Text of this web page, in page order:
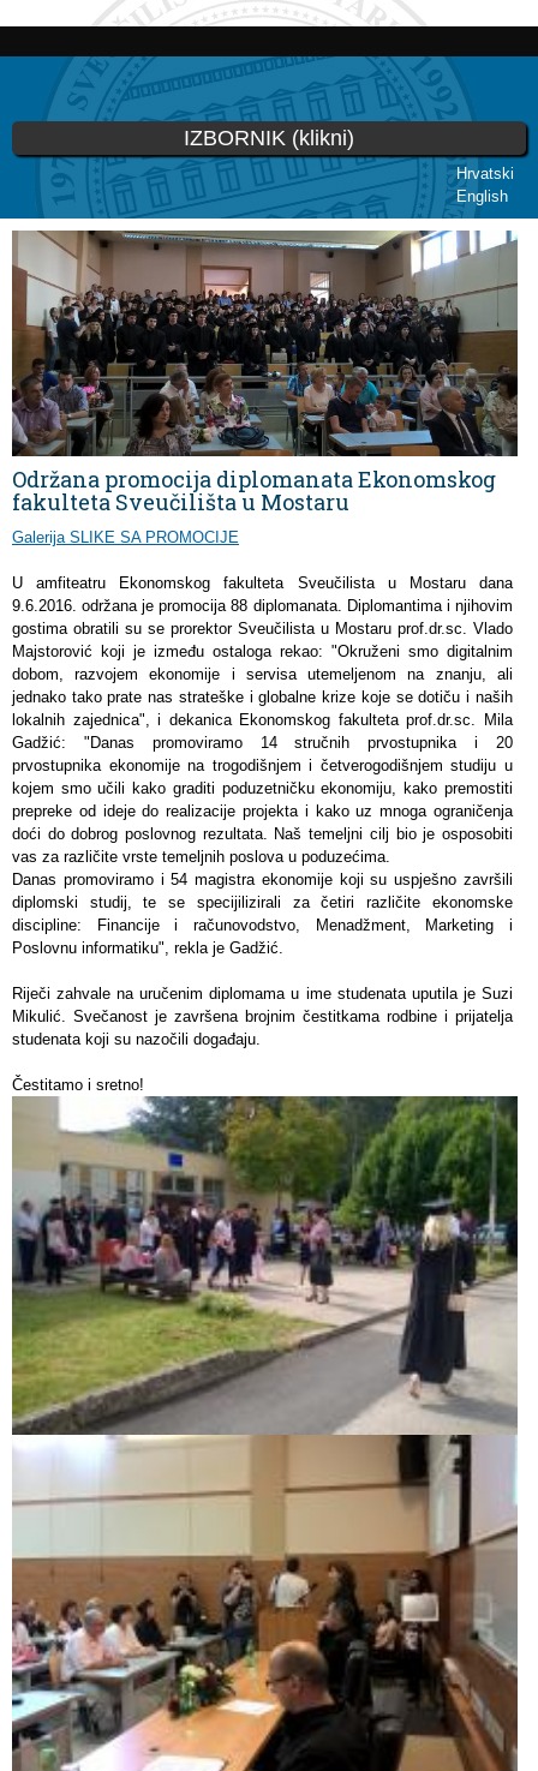
Skoči
glavni
sadržaj
Hrvatski
English
IZBORNIK (klikni)
Vi ste ovdje
Održana promocija diplomanata Ekonomskog
fakulteta Sveučilišta u Mostaru
Galerija SLIKE SA PROMOCIJE
U amfiteatru Ekonomskog fakulteta Sveučilista u Mostaru dana
9.6.2016. održana je promocija 88 diplomanata. Diplomantima i njihovim
gostima obratili su se prorektor Sveučilista u Mostaru prof.dr.sc. Vlado
Majstorović koji je između ostaloga rekao: "Okruženi smo digitalnim
dobom, razvojem ekonomije i servisa utemeljenom na znanju, ali
jednako tako prate nas strateške i globalne krize koje se dotiču i naših
lokalnih zajednica", i dekanica Ekonomskog fakulteta prof.dr.sc. Mila
Gadžić: "Danas promoviramo 14 stručnih prvostupnika i 20
prvostupnika ekonomije na trogodišnjem i četverogodišnjem studiju u
kojem smo učili kako graditi poduzetničku ekonomiju, kako premostiti
prepreke od ideje do realizacije projekta i kako uz mnoga ograničenja
doći do dobrog poslovnog rezultata. Naš temeljni cilj bio je osposobiti
vas za različite vrste temeljnih poslova u poduzećima.
Danas promoviramo i 54 magistra ekonomije koji su uspješno završili
diplomski studij, te se specijilizirali za četiri različite ekonomske
discipline: Financije i računovodstvo, Menadžment, Marketing i
Poslovnu informatiku", rekla je Gadžić.
Riječi zahvale na uručenim diplomama u ime studenata uputila je Suzi
Mikulić. Svečanost je završena brojnim čestitkama rodbine i prijatelja
studenata koji su nazočili događaju.
Čestitamo i sretno!